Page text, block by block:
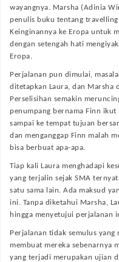
wayangnya. Marsha (Adinia
penulis buku tentang
Keinginannya ke Eropa untuk
dengan setengah hati
Eropa.
Perjalanan pun dimulai,
ditetapkan Laura, dan Marsha
Perselisihan semakin
penumpang bernama Finn
sampai ke tempat tujuan
dan menganggap Finn malah
bisa berbuat apa-apa.
Tiap kali Laura menghadapi
yang terjalin sejak SMA
satu sama lain. Ada maksud
ini. Tanpa diketahui Marsha,
hingga menyetujui perjalanan
Perjalanan tidak semulus yang
membuat mereka sebenarnya
yang terjadi merupakan ujian